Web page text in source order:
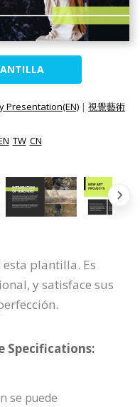
Presentation(EN) | 視覺藝術
TW CN
esta plantilla. Es
y satisface sus
Specifications:
se puede